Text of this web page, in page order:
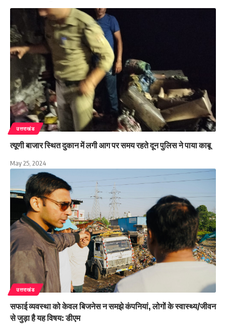
उत्तराखंड
त्यूणी बाजार स्थित दुकान में लगी आग पर समय रहते दून पुलिस ने पाया काबू
May 25, 2024
उत्तराखंड
सफाई व्यवस्था को केवल बिजनेस न समझे कंपनियां, लोगों के स्वास्थ्य/जीवन
से जुड़ा है यह विषय: डीएम